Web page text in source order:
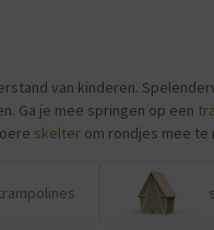
van kinderen.
Ga je mee springen op een
skelter om rondjes mee te